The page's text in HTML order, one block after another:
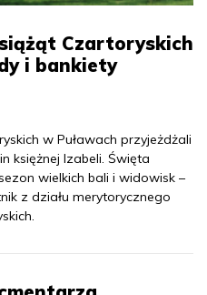
Czartoryskich
i bankiety
w Puławach przyjeżdżali
księżnej Izabeli. Święta
wielkich bali i widowisk –
z działu merytorycznego